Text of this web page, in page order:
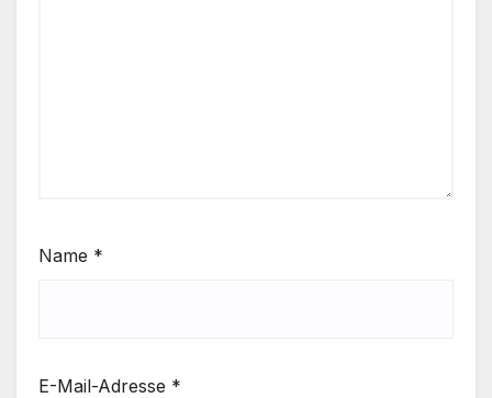
Name *
E-Mail-Adresse *